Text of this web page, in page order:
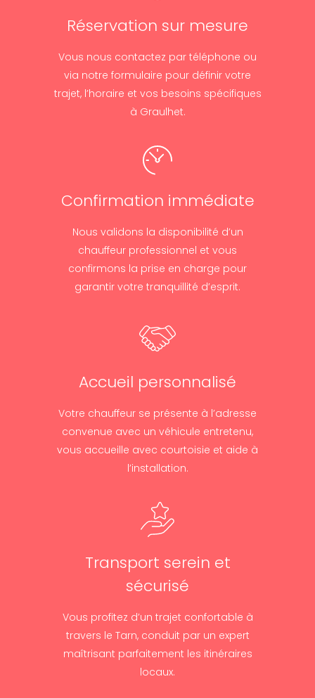
Réservation sur mesure
Vous nous contactez par téléphone ou
via notre formulaire pour définir votre
trajet, l’horaire et vos besoins spécifiques
à Graulhet.
Confirmation immédiate
Nous validons la disponibilité d’un
chauffeur professionnel et vous
confirmons la prise en charge pour
garantir votre tranquillité d’esprit.
Accueil personnalisé
Votre chauffeur se présente à l’adresse
convenue avec un véhicule entretenu,
vous accueille avec courtoisie et aide à
l’installation.
Transport serein et
sécurisé
Vous profitez d’un trajet confortable à
travers le Tarn, conduit par un expert
maîtrisant parfaitement les itinéraires
locaux.